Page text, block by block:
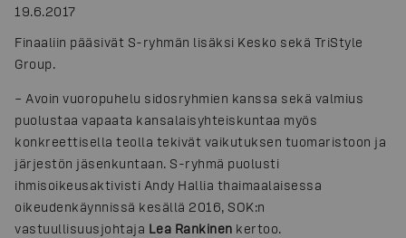
19.6.2017
Finaaliin pääsivät S-ryhmän lisäksi Kesko sekä TriStyle
Group.
– Avoin vuoropuhelu sidosryhmien kanssa sekä valmius
puolustaa vapaata kansalaisyhteiskuntaa myös
konkreettisella teolla tekivät vaikutuksen tuomaristoon ja
järjestön jäsenkuntaan. S-ryhmä puolusti
ihmisoikeusaktivisti Andy Hallia thaimaalaisessa
oikeudenkäynnissä kesällä 2016, SOK:n
vastuullisuusjohtaja Lea Rankinen kertoo.